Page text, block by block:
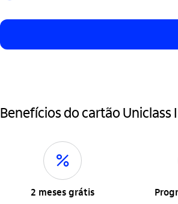
Benefícios do cartão Uniclass
icon-itaufonts_juros_descontos icon
2 meses grátis